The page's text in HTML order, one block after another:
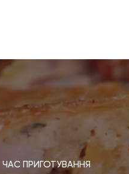
ЧАС ПРИГОТУВАННЯ